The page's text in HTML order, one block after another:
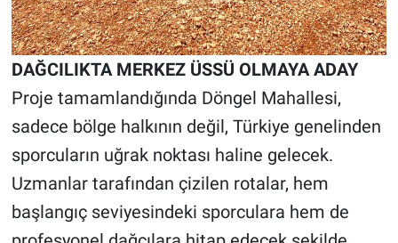
DAĞCILIKTA MERKEZ ÜSSÜ OLMAYA ADAY
Proje tamamlandığında Döngel Mahallesi,
sadece bölge halkının değil, Türkiye genelinden
sporcuların uğrak noktası haline gelecek.
Uzmanlar tarafından çizilen rotalar, hem
başlangıç seviyesindeki sporculara hem de